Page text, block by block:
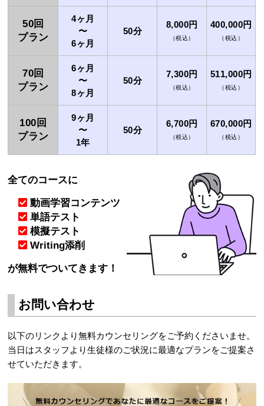
50回
プラン
4ヶ月
〜
6ヶ月
50分
8,000円
（税込）
400,000円
（税込）
70回
プラン
6ヶ月
〜
8ヶ月
50分
7,300円
（税込）
511,000円
（税込）
100回
プラン
9ヶ月
〜
1年
50分
6,700円
（税込）
670,000円
（税込）
全てのコースに
動画学習コンテンツ
単語テスト
︎模擬テスト
︎Writing添削
が無料でついてきます！
お問い合わせ
以下のリンクより無料カウンセリングをご予約くださいませ。
当日はスタッフより生徒様のご状況に最適なプランをご提案さ
せていただきます。